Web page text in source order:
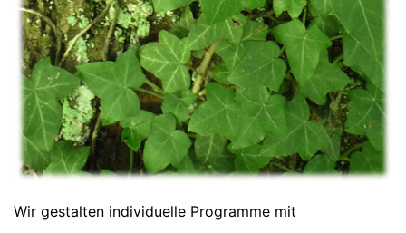
Wir gestalten individuelle Programme mit